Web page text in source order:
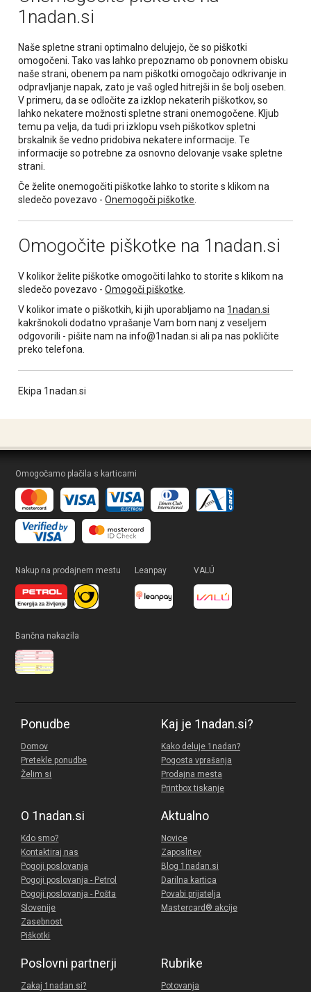
1nadan.si
Naše spletne strani optimalno delujejo, če so piškotki
omogočeni. Tako vas lahko prepoznamo ob ponovnem obisku
naše strani, obenem pa nam piškotki omogočajo odkrivanje in
odpravljanje napak, zato je vaš ogled hitrejši in še bolj oseben.
V primeru, da se odločite za izklop nekaterih piškotkov, so
lahko nekatere možnosti spletne strani onemogočene. Kljub
temu pa velja, da tudi pri izklopu vseh piškotkov spletni
brskalnik še vedno pridobiva nekatere informacije. Te
informacije so potrebne za osnovno delovanje vsake spletne
strani.
Če želite onemogočiti piškotke lahko to storite s klikom na
sledečo povezavo -Onemogoči piškotke
Omogočite piškotke na 1nadan.si
V kolikor želite piškotke omogočiti lahko to storite s klikom na
sledečo povezavo -Omogoči piškotke
V kolikor imate o piškotkih, ki jih uporabljamo na 1nadan.si
kakršnokoli dodatno vprašanje Vam bom nanj z veseljem
odgovorili - pišite nam nainfo@1nadan.si ali pa nas pokličite
preko telefona.
Ekipa 1nadan.si
Omogočamo plačila s karticami
Nakup na prodajnem mestu Leanpay VALÚ
Bančna nakazila
Ponudbe
Domov
Pretekle ponudbe
Želim si
Kaj je 1nadan.si?
Kako deluje 1nadan?
Pogosta vprašanja
Prodajna mesta
Printbox tiskanje
O 1nadan.si
Kdo smo?
Kontaktiraj nas
Pogoji poslovanja
Pogoji poslovanja - Petrol
Pogoji poslovanja - Pošta
Slovenije
Zasebnost
Piškotki
Aktualno
Novice
Zaposlitev
Blog 1nadan.si
Darilna kartica
Povabi prijatelja
Mastercard® akcije
Poslovni partnerji
Zakaj 1nadan.si?
Rubrike
Potovanja